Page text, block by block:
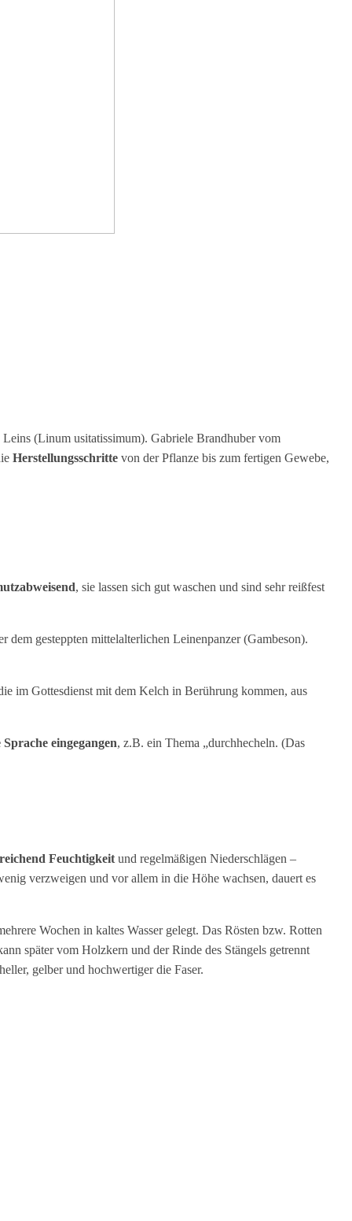
Leins (Linum usitatissimum). Gabriele Brandhuber vom
Herstellungsschritte von der Pflanze bis zum fertigen Gewebe,
, sie lassen sich gut waschen und sind sehr reißfest
gesteppten mittelalterlichen Leinenpanzer (Gambeson).
im Gottesdienst mit dem Kelch in Berührung kommen, aus
eingegangen, z.B. ein Thema „durchhecheln. (Das
Feuchtigkeit und regelmäßigen Niederschlägen –
verzweigen und vor allem in die Höhe wachsen, dauert es
Wochen in kaltes Wasser gelegt. Das Rösten bzw. Rotten
später vom Holzkern und der Rinde des Stängels getrennt
gelber und hochwertiger die Faser.